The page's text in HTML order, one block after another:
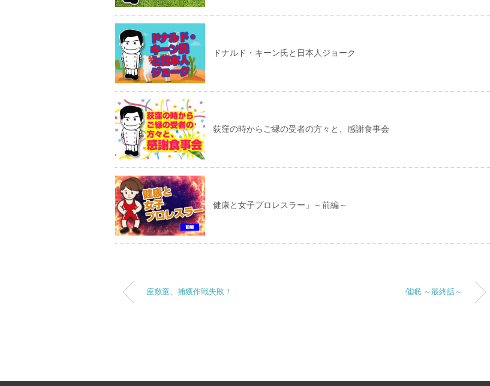
ドナルド・キーン氏と日本人ジョーク
荻窪の時からご縁の受者の方々と、感謝食事会
健康と女子プロレスラー」～前編～
座敷童、捕獲作戦失敗！ 催眠 ～最終話～